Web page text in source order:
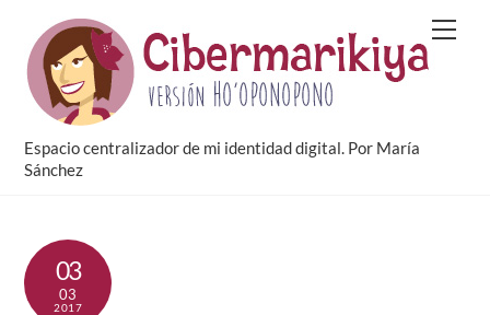
content
Espacio centralizador de mi identidad digital. Por María
Sánchez
03
03
2017